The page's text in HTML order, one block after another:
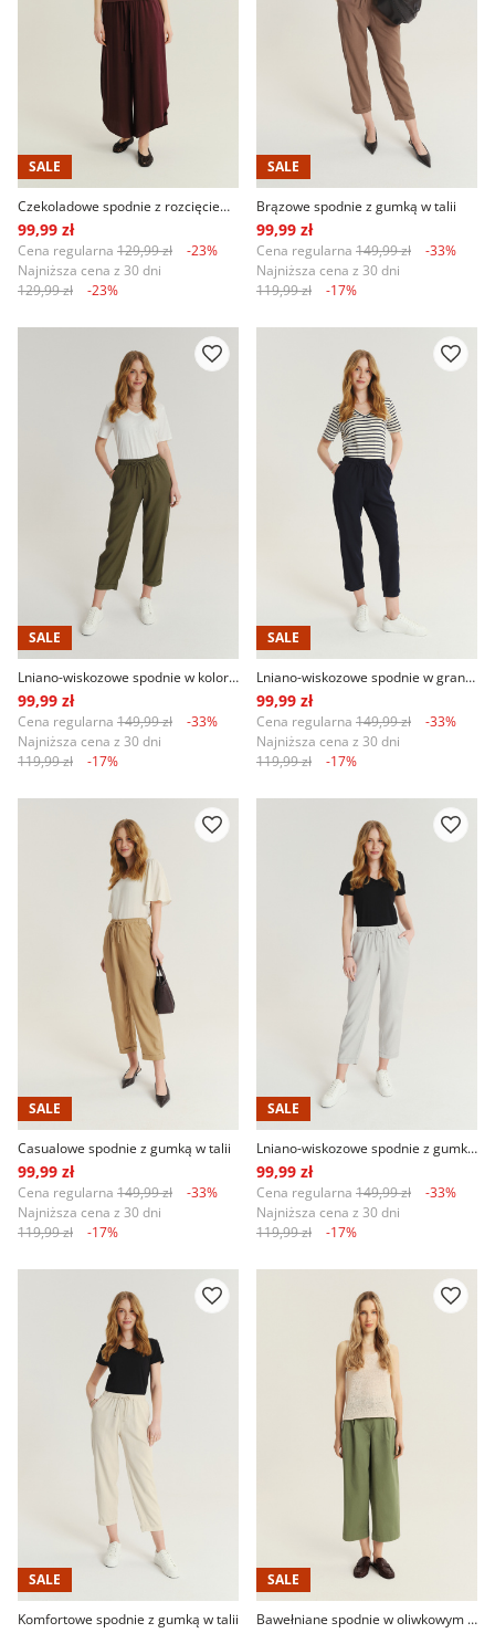
SALE
Czekoladowe spodnie z rozcięciem na nogawce
99,99 zł
Cena regularna 129,99 zł
-23%
Najniższa cena z 30 dni
129,99 zł
-23%
SALE
Brązowe spodnie z gumką w talii
99,99 zł
Cena regularna 149,99 zł
-33%
Najniższa cena z 30 dni
119,99 zł
-17%
SALE
Lniano-wiskozowe spodnie w kolorze khaki
99,99 zł
Cena regularna 149,99 zł
-33%
Najniższa cena z 30 dni
119,99 zł
-17%
SALE
Lniano-wiskozowe spodnie w granatowym kolorze
99,99 zł
Cena regularna 149,99 zł
-33%
Najniższa cena z 30 dni
119,99 zł
-17%
SALE
Casualowe spodnie z gumką w talii
99,99 zł
Cena regularna 149,99 zł
-33%
Najniższa cena z 30 dni
119,99 zł
-17%
SALE
Lniano-wiskozowe spodnie z gumką w talii
99,99 zł
Cena regularna 149,99 zł
-33%
Najniższa cena z 30 dni
119,99 zł
-17%
SALE
Komfortowe spodnie z gumką w talii
SALE
Bawełniane spodnie w oliwkowym odcieniu zieleni